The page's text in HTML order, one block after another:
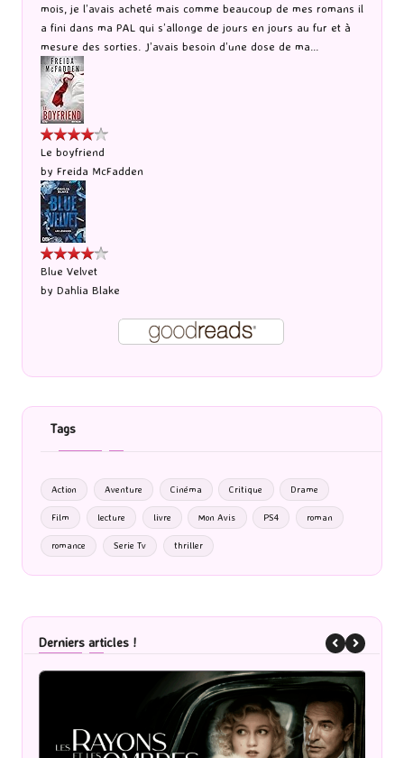
mois, je l’avais acheté mais comme beaucoup de mes romans il
a fini dans ma PAL qui s’allonge de jours en jours au fur et à
mesure des sorties. J’avais besoin d’une dose de ma...
Le boyfriend
by Freida McFadden
Blue Velvet
by Dahlia Blake
Tags
Action Aventure Cinéma Critique Drame
Film lecture livre Mon Avis PS4 roman
romance Serie Tv thriller
Derniers articles !